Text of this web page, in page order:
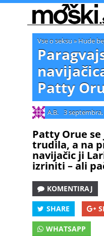
Vse o seksu » Hude
Patty
A.B. 3 septembra,
Patty Orue
trudila, a na
navijačic ji
izriniti – ali
KOMENTIRAJ
SHARE
WHATSAPP